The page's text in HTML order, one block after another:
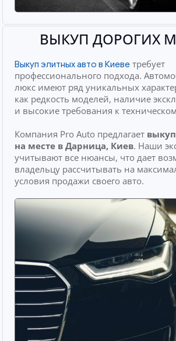
ВЫКУП ДОРОГИХ
Выкуп элитных авто в Киеве требует
профессионального подхода.
люкс имеют ряд уникальных
как редкость моделей, наличие
и высокие требования к
Компания Pro Auto предлагает
на месте в Дарница, Киев. Наши
учитывают все нюансы, что дает
владельцу рассчитывать на
условия продажи своего авто.